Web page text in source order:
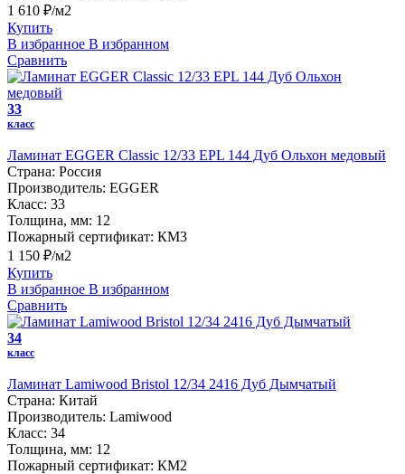
1 610 ₽/м2
Купить
В избранное В избранном
Сравнить
33
класс
Ламинат EGGER Classic 12/33 EPL 144 Дуб Ольхон медовый
Страна: Россия
Производитель: EGGER
Класс: 33
Толщина, мм: 12
Пожарный сертификат: КМ3
1 150 ₽/м2
Купить
В избранное В избранном
Сравнить
34
класс
Ламинат Lamiwood Bristol 12/34 2416 Дуб Дымчатый
Страна: Китай
Производитель: Lamiwood
Класс: 34
Толщина, мм: 12
Пожарный сертификат: КМ2